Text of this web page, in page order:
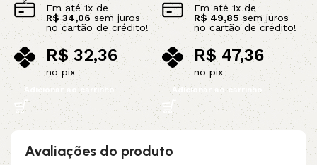
Em até1x de
R$34,06 sem juros
no cartão de crédito!
R$32,36
no pix
Adicionar ao carrinho
Em até 1x de
R$ 49,85 sem juros
no cartão de crédito!
R$47,36
no pix
Adicionar ao carrinho
Avaliações do produto